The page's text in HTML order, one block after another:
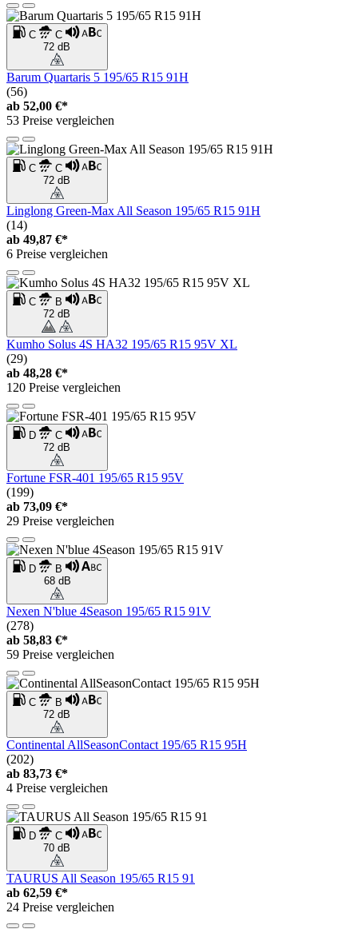
C
C
72 dB
Barum Quartaris 5 195/65 R15 91H
(56)
ab 52,00 €*
53 Preise vergleichen
C
C
72 dB
Linglong Green-Max All Season 195/65 R15 91H
(14)
ab 49,87 €*
6 Preise vergleichen
C
B
72 dB
Kumho Solus 4S HA32 195/65 R15 95V XL
(29)
ab 48,28 €*
120 Preise vergleichen
D
C
72 dB
Fortune FSR-401 195/65 R15 95V
(199)
ab 73,09 €*
29 Preise vergleichen
D
B
68 dB
Nexen N'blue 4Season 195/65 R15 91V
(278)
ab 58,83 €*
59 Preise vergleichen
C
B
72 dB
Continental AllSeasonContact 195/65 R15 95H
(202)
ab 83,73 €*
4 Preise vergleichen
D
C
70 dB
TAURUS All Season 195/65 R15 91
ab 62,59 €*
24 Preise vergleichen